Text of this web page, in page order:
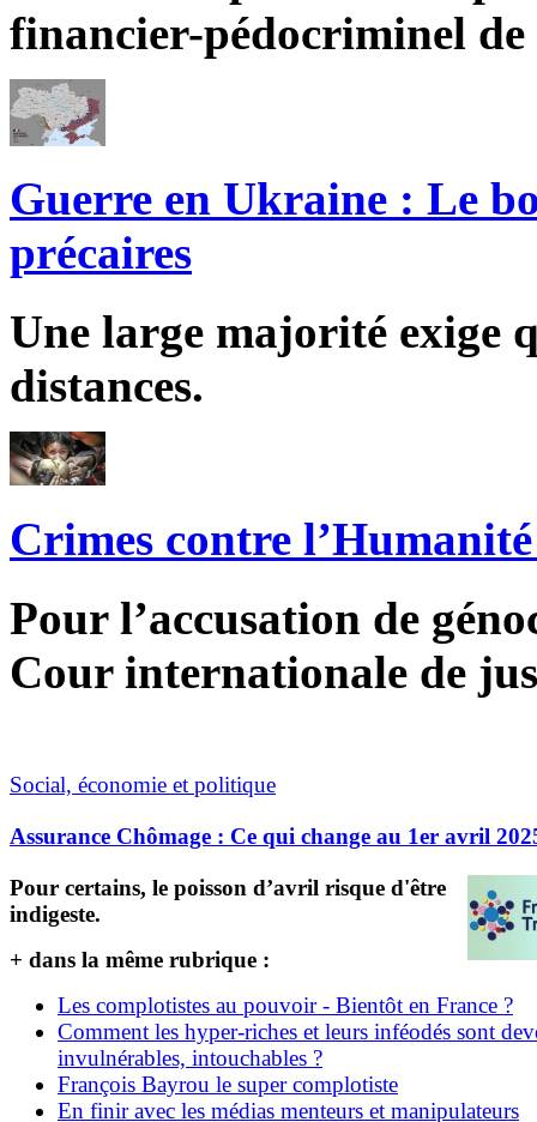
financier-pédocriminel
Guerre en Ukraine : Le
précaires
Une large majorité exige
distances.
Crimes contre
Pour l’accusation de
Cour internationale de
Social, économie et politique
Assurance Chômage : Ce qui change au 1er avril
Pour certains, le poisson d’avril risque d'être
indigeste.
+ dans la même rubrique :
Les complotistes au pouvoir - Bientôt en France ?
Comment les hyper-riches et leurs inféodés sont
invulnérables, intouchables ?
François Bayrou le super complotiste
En finir avec les médias menteurs et manipulateurs